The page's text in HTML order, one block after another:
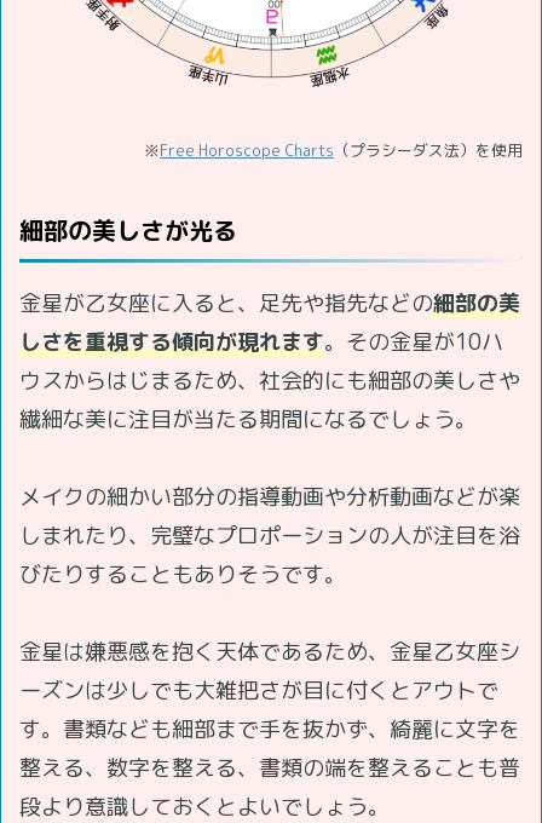
※Free Horoscope Charts （プラシーダス法）を使用
細部の美しさが光る
金星が乙女座に入ると、足先や指先などの細部の美
しさを重視する傾向が現れます。その金星が10ハ
ウスからはじまるため、社会的にも細部の美しさや
繊細な美に注目が当たる期間になるでしょう。
メイクの細かい部分の指導動画や分析動画などが楽
しまれたり、完璧なプロポーションの人が注目を浴
びたりすることもありそうです。
金星は嫌悪感を抱く天体であるため、金星乙女座シ
ーズンは少しでも大雑把さが目に付くとアウトで
す。書類なども細部まで手を抜かず、綺麗に文字を
整える、数字を整える、書類の端を整えることも普
段より意識しておくとよいでしょう。